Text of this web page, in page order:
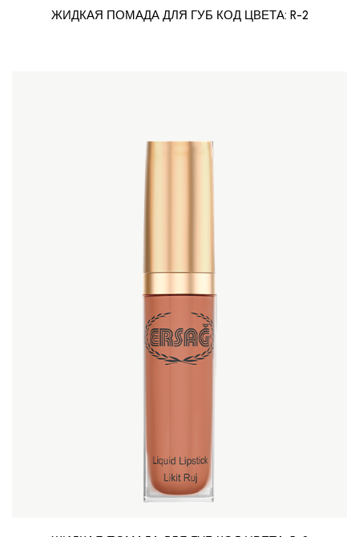
ЖИДКАЯ ПОМАДА ДЛЯ ГУБ КОД ЦВЕТА: R-2